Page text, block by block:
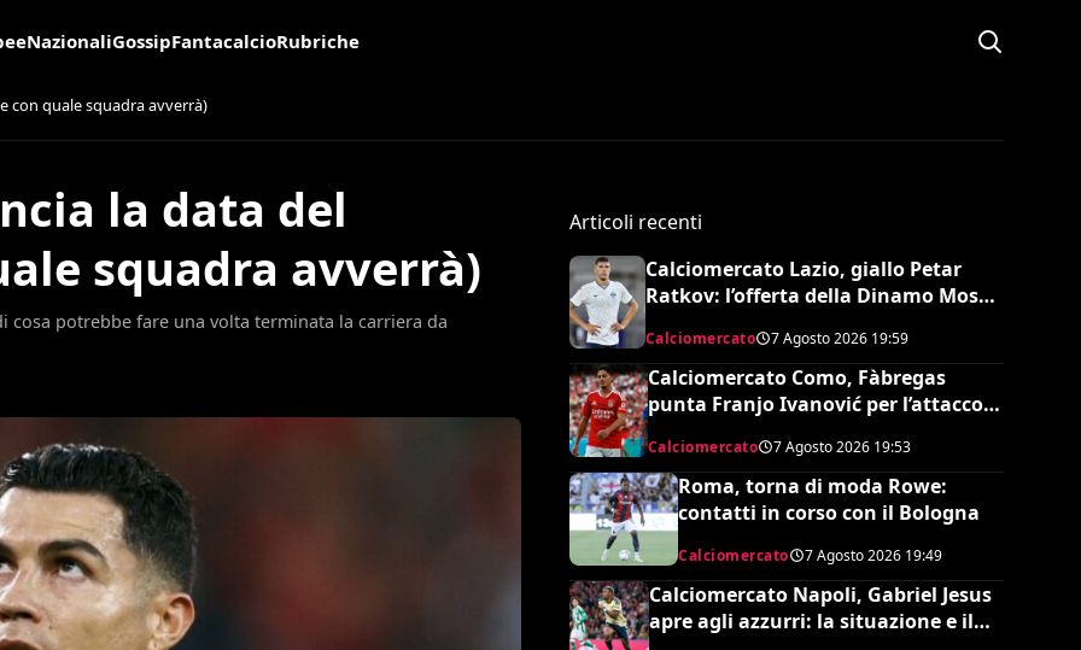
NazionaliGossipFantacalcioRubriche
con quale squadra avverrà)
la data del
squadra avverrà)
potrebbe fare una volta terminata la carriera da
Articoli recenti
Calciomercato Lazio, giallo Petar
Ratkov: l’offerta della Dinamo Mosca
e la smentita dell’agente
Calciomercato 7 Agosto 2026 19:59
Calciomercato Como, Fàbregas
punta Franjo Ivanović per l’attacco:
il punto sulla trattativa
Calciomercato 7 Agosto 2026 19:53
Roma, torna di moda Rowe:
contatti in corso con il Bologna
Calciomercato 7 Agosto 2026 19:49
Calciomercato Napoli, Gabriel Jesus
apre agli azzurri: la situazione e il